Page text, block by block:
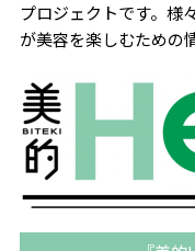
プロジェクトです。様
が美容を楽しむための